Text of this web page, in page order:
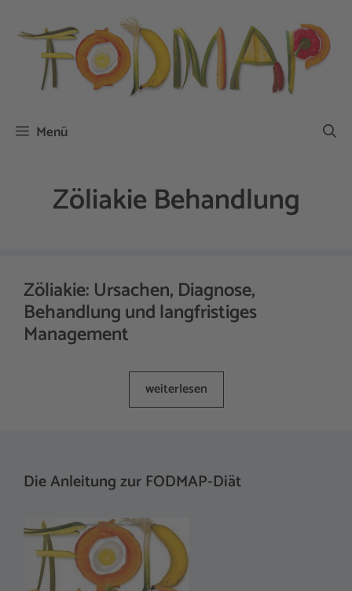
Inhalt
springen
Menü
Zöliakie Behandlung
Zöliakie: Ursachen, Diagnose,
Behandlung und langfristiges
Management
weiterlesen
Die Anleitung zur FODMAP-Diät